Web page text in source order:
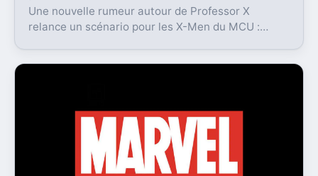
Une nouvelle rumeur autour de Professor X
relance un scénario pour les X-Men du MCU :